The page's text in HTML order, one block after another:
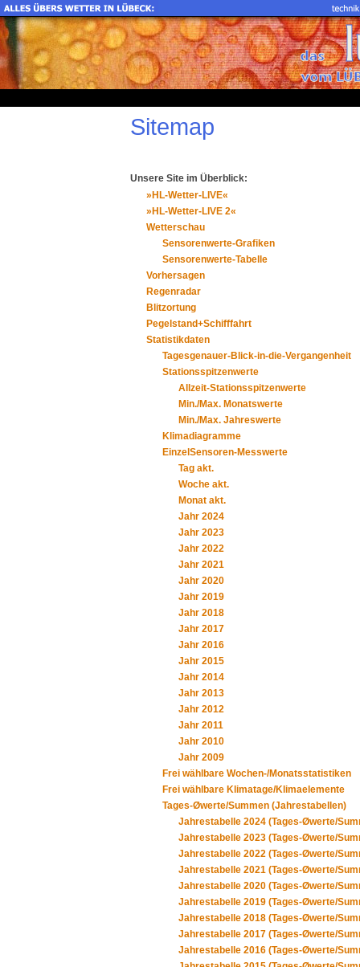
Sitemap
Unsere Site im Überblick:
»HL-Wetter-LIVE«
»HL-Wetter-LIVE 2«
Wetterschau
Sensorenwerte-Grafiken
Sensorenwerte-Tabelle
Vorhersagen
Regenradar
Blitzortung
Pegelstand+Schifffahrt
Statistikdaten
Tagesgenauer-Blick-in-die-Vergangenheit
Stationsspitzenwerte
Allzeit-Stationsspitzenwerte
Min./Max. Monatswerte
Min./Max. Jahreswerte
Klimadiagramme
EinzelSensoren-Messwerte
Tag akt.
Woche akt.
Monat akt.
Jahr 2024
Jahr 2023
Jahr 2022
Jahr 2021
Jahr 2020
Jahr 2019
Jahr 2018
Jahr 2017
Jahr 2016
Jahr 2015
Jahr 2014
Jahr 2013
Jahr 2012
Jahr 2011
Jahr 2010
Jahr 2009
Frei wählbare Wochen-/Monatsstatistiken
Frei wählbare Klimatage/Klimaelemente
Tages-Øwerte/Summen (Jahrestabellen)
Jahrestabelle 2024 (Tages-Øwerte/
Jahrestabelle 2023 (Tages-Øwerte/
Jahrestabelle 2022 (Tages-Øwerte/
Jahrestabelle 2021 (Tages-Øwerte/
Jahrestabelle 2020 (Tages-Øwerte/
Jahrestabelle 2019 (Tages-Øwerte/
Jahrestabelle 2018 (Tages-Øwerte/
Jahrestabelle 2017 (Tages-Øwerte/
Jahrestabelle 2016 (Tages-Øwerte/